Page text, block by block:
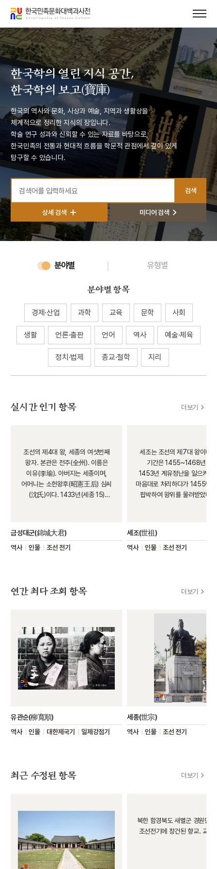
바로가기
바로가기
한국학의 열린 지식 공간,
한국학의 보고(寶庫)
한국의 역사와 문화, 사상과 예술, 지역과 생활상을
체계적으로 정리한 지식의 장입니다.
학술 연구 성과와 신뢰할 수 있는 자료를 바탕으로,
한국민족의 전통과 현대적 흐름을 학문적 관점에서 깊이 있게
탐구할 수 있습니다.
검색어를 입력하세요
검색
상세 검색 미디어 검색
분야별 항목
분야별 유형별
경제·산업 과학 교육 문학 사회
생활 언론·출판 언어 역사 예술·체육
정치·법제 종교·철학 지리
실시간 인기 항목 더보기
조선의 제4대 왕, 세종의 여섯번째
왕자. 본관은 전주(全州). 이름은
이유(李瑜). 아버지는 세종이며,
어머니는 소헌왕후(昭憲王后) 심씨
(沈氏)이다. 1433년(세종 15)
금성대군(錦城大君)
역사 인물 조선 전기
세조는 조선의 제7대 왕이다.
기간은 1455~1468년으
1453년 계유정난을 일으켜 국
마음대로 처리하다가 1455년
핍박하여 왕위를 물려받았다.
재위 초기의 불안정한 정국
수습되자 『경제육전』 정비,
같은 업적도 남겼고 편찬사
광릉으로 남양주시에 있다.
세조(世祖)
역사 인물 조선 전기
연간 최다 조회 항목 더보기
유관순(柳寬順)
역사 인물 대한제국기 일제강점기
세종(世宗)
역사 인물 조선 전기
최근 수정된 항목 더보기
북한 함경북도 새별군 경원면
조선전기에 창건된 향교. 교육